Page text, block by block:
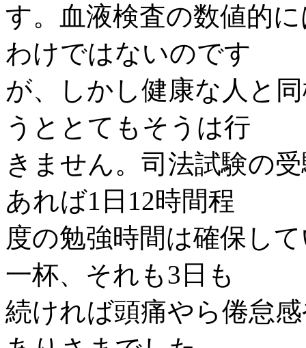
す。血液検査の数値的
わけではないのです
が、しかし健康な人と
うととてもそうは行
きません。司法試験の
あれば1日12時間程
度の勉強時間は確保し
一杯、それも3日も
続ければ頭痛やら倦怠